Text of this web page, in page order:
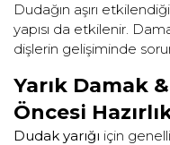
Dudağın aşırı
yapısı da etkilenir.
dişlerin gelişiminde
Yarık Damak
Öncesi
Dudak yarığı için